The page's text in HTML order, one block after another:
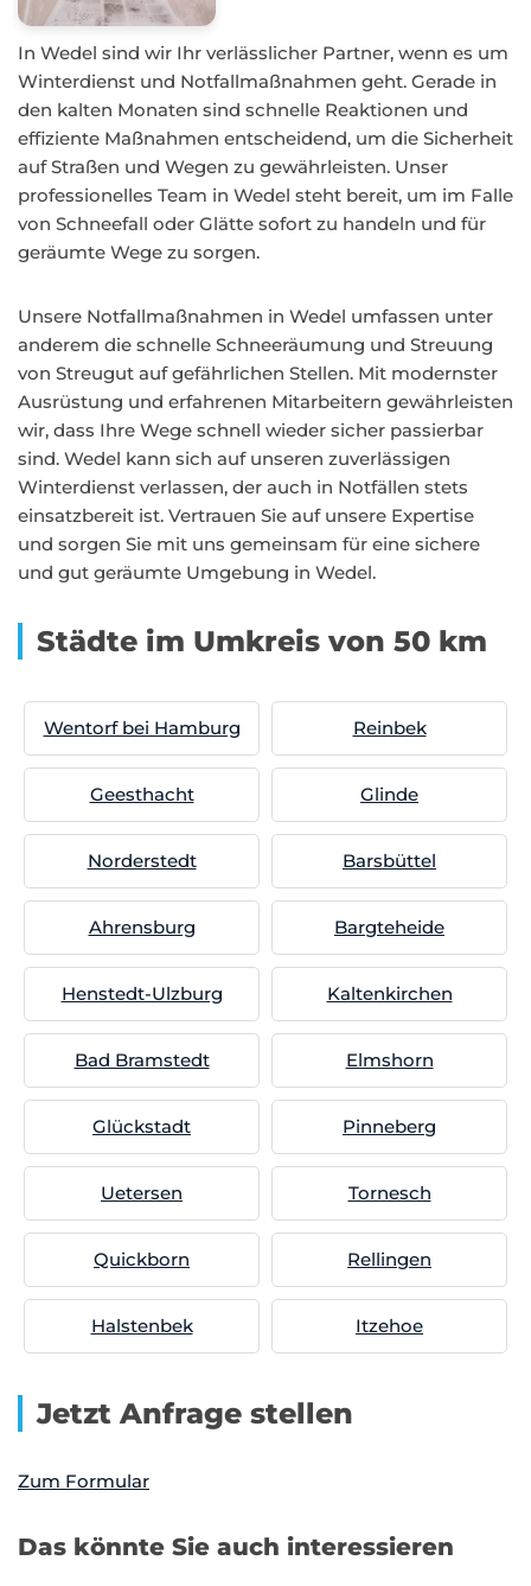
In Wedel sind wir Ihr verlässlicher Partner, wenn es um
Winterdienst und Notfallmaßnahmen geht. Gerade in
den kalten Monaten sind schnelle Reaktionen und
effiziente Maßnahmen entscheidend, um die Sicherheit
auf Straßen und Wegen zu gewährleisten. Unser
professionelles Team in Wedel steht bereit, um im Falle
von Schneefall oder Glätte sofort zu handeln und für
geräumte Wege zu sorgen.
Unsere Notfallmaßnahmen in Wedel umfassen unter
anderem die schnelle Schneeräumung und Streuung
von Streugut auf gefährlichen Stellen. Mit modernster
Ausrüstung und erfahrenen Mitarbeitern gewährleisten
wir, dass Ihre Wege schnell wieder sicher passierbar
sind. Wedel kann sich auf unseren zuverlässigen
Winterdienst verlassen, der auch in Notfällen stets
einsatzbereit ist. Vertrauen Sie auf unsere Expertise
und sorgen Sie mit uns gemeinsam für eine sichere
und gut geräumte Umgebung in Wedel.
Städte im Umkreis von 50 km
Wentorf bei Hamburg Reinbek
Geesthacht Glinde
Norderstedt Barsbüttel
Ahrensburg Bargteheide
Henstedt-Ulzburg Kaltenkirchen
Bad Bramstedt Elmshorn
Glückstadt Pinneberg
Uetersen Tornesch
Quickborn Rellingen
Halstenbek Itzehoe
Jetzt Anfrage stellen
Zum Formular
Das könnte Sie auch interessieren